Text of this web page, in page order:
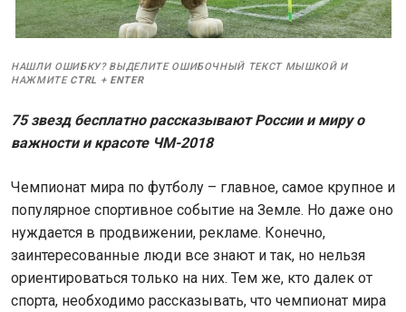
НАШЛИ ОШИБКУ? ВЫДЕЛИТЕ ОШИБОЧНЫЙ ТЕКСТ МЫШКОЙ И
НАЖМИТЕ CTRL + ENTER
75 звезд бесплатно рассказывают России и миру о
важности и красоте ЧМ-2018
Чемпионат мира по футболу – главное, самое крупное и
популярное спортивное событие на Земле. Но даже оно
нуждается в продвижении, рекламе. Конечно,
заинтересованные люди все знают и так, но нельзя
ориентироваться только на них. Тем же, кто далек от
спорта, необходимо рассказывать, что чемпионат мира